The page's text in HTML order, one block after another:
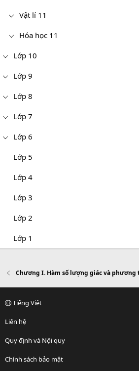
Vật lí 11
Hóa học 11
Lớp 10
Lớp 9
Lớp 8
Lớp 7
Lớp 6
Lớp 5
Lớp 4
Lớp 3
Lớp 2
Lớp 1
Chương I. Hàm số lượng giác và
Tiếng Việt
Liên hệ
Quy định và Nội quy
Chính sách bảo mật